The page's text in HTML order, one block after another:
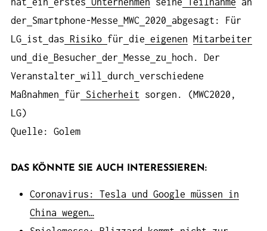
der
Smartphone-Messe MWC 2020
abgesagt: Für
LG ist das Risiko für die eigenen Mitarbeiter
und
die Besucher der Messe zu
hoch. Der
Veranstalter will durch verschiedene
Maßnahmen
für Sicherheit sorgen. (MWC2020,
LG)
Quelle: Golem
DAS KÖNNTE SIE AUCH INTERESSIEREN:
Coronavirus: Tesla und Google müssen in
China wegen…